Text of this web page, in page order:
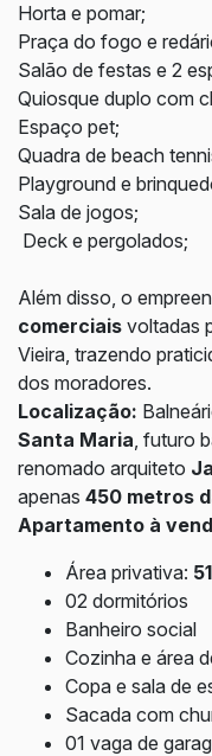
Horta e pomar;
Praça do fogo e
Salão de festas e 2
Quiosque duplo com
Espaço pet;
Quadra de beach
Playground e
Sala de jogos;
Deck e pergolados;
Além disso, o
comerciais voltadas
Vieira, trazendo
dos moradores.
Localização:
Santa Maria, futuro
renomado arquiteto
apenas 450 metros
Apartamento à
Área privativa:
02 dormitórios
Banheiro social
Cozinha e área
Copa e sala de
Sacada com
01 vaga de